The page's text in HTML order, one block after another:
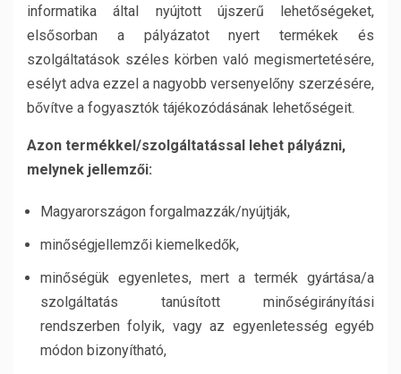
informatika által nyújtott újszerű lehetőségeket,
elsősorban a pályázatot nyert termékek és
szolgáltatások széles körben való megismertetésére,
esélyt adva ezzel a nagyobb versenyelőny szerzésére,
bővítve a fogyasztók tájékozódásának lehetőségeit.
Azon termékkel/szolgáltatással lehet pályázni,
melynek jellemzői:
Magyarországon forgalmazzák/nyújtják,
minőségjellemzői kiemelkedők,
minőségük egyenletes, mert a termék gyártása/a
szolgáltatás tanúsított minőségirányítási
rendszerben folyik, vagy az egyenletesség egyéb
módon bizonyítható,